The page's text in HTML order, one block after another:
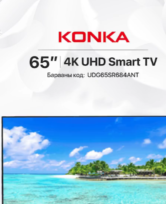
- 104,700₮
Ashley - Даавуун
буйдангийн хөл
амраагч 5080514
Буйдан
698,000₮
Ashley - Хөл
амраагчтай
буйдан 3427126
Буйдан
898,000₮